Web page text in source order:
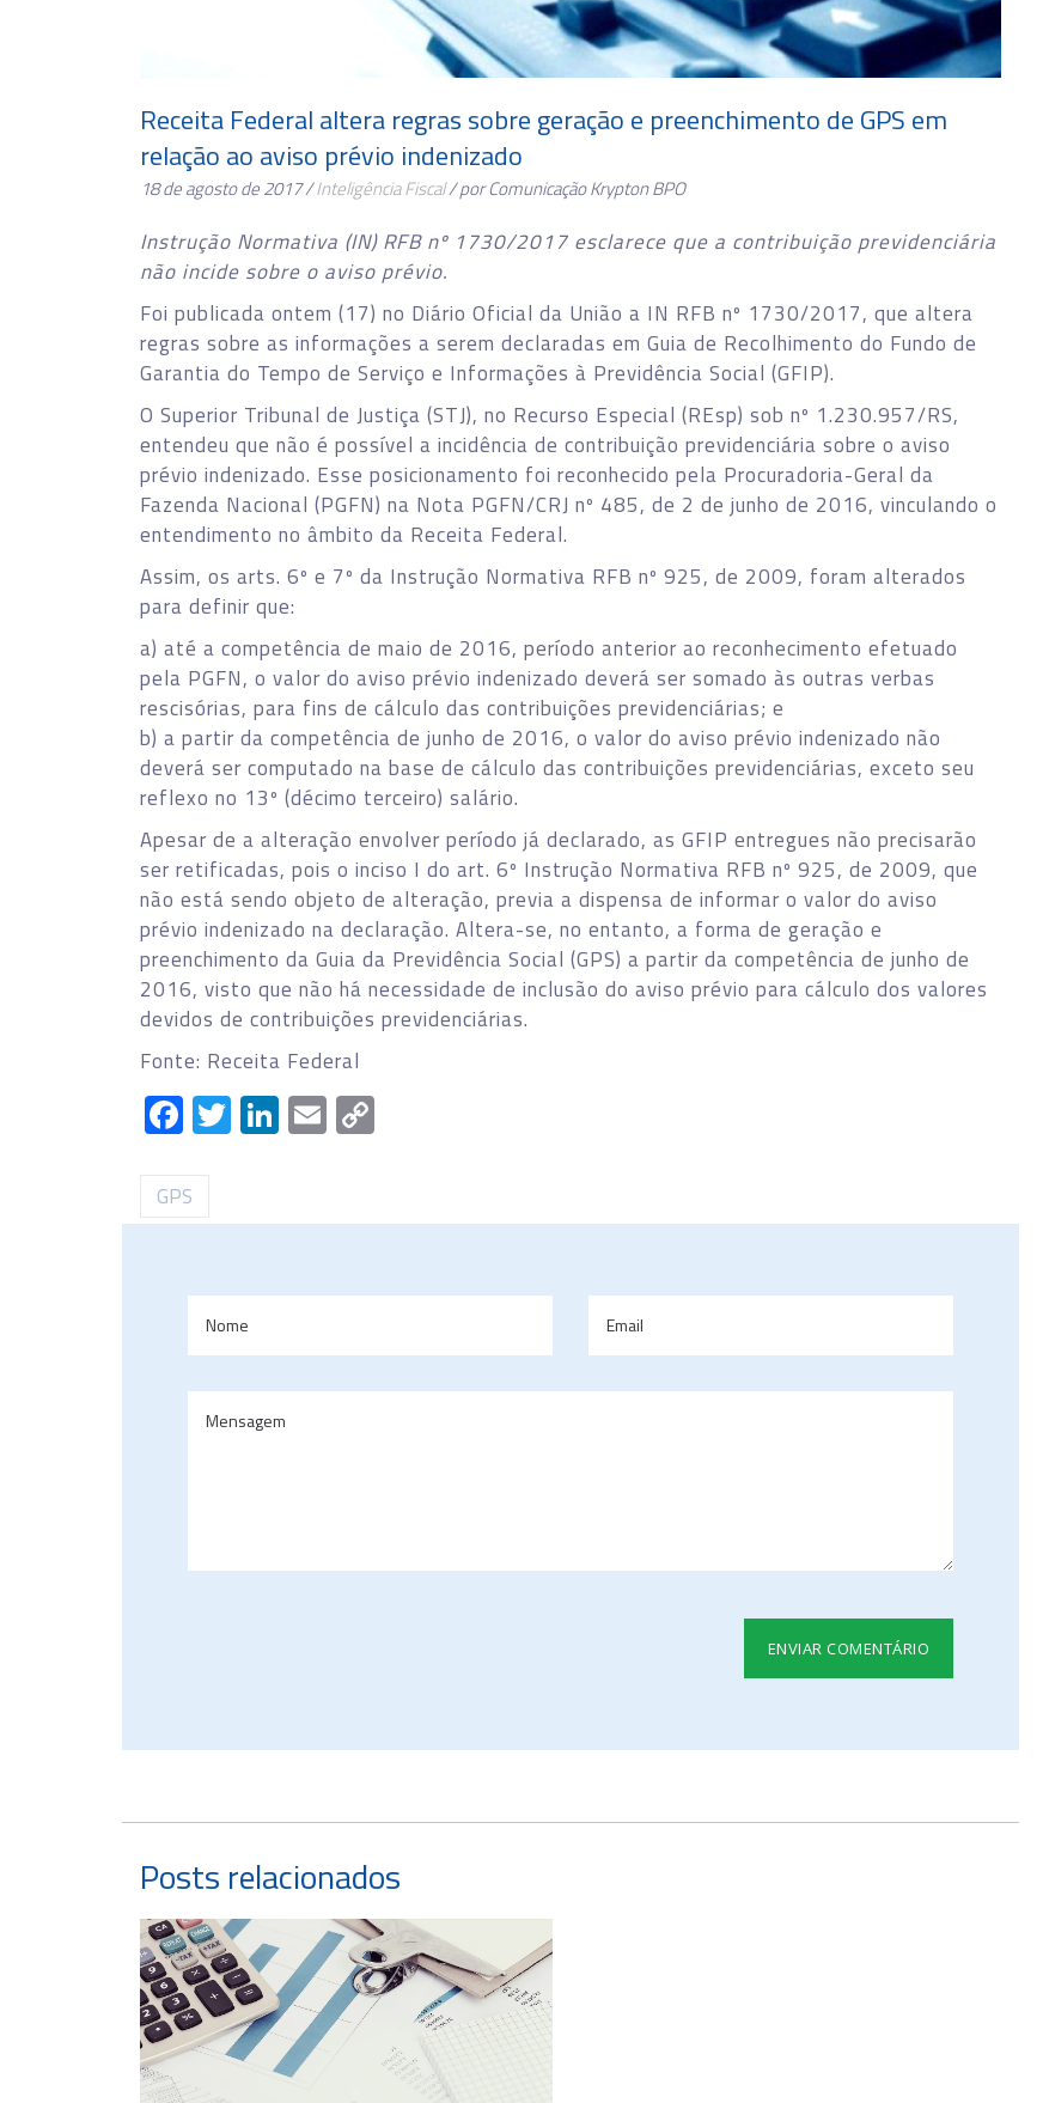
Receita Federal altera regras sobre geração e preenchimento de GPS em
relação ao aviso prévio indenizado
18 de agosto de 2017 /Inteligência Fiscal/ por Comunicação Krypton BPO
Instrução Normativa (IN) RFB nº 1730/2017 esclarece que a contribuição previdenciária
não incide sobre o aviso prévio.
Foi publicada ontem (17) no Diário Oficial da União a IN RFB nº 1730/2017, que altera
regras sobre as informações a serem declaradas em Guia de Recolhimento do Fundo de
Garantia do Tempo de Serviço e Informações à Previdência Social (GFIP).
O Superior Tribunal de Justiça (STJ), no Recurso Especial (REsp) sob nº 1.230.957/RS,
entendeu que não é possível a incidência de contribuição previdenciária sobre o aviso
prévio indenizado. Esse posicionamento foi reconhecido pela Procuradoria-Geral da
Fazenda Nacional (PGFN) na Nota PGFN/CRJ nº 485, de 2 de junho de 2016, vinculando o
entendimento no âmbito da Receita Federal.
Assim, os arts. 6º e 7º da Instrução Normativa RFB nº 925, de 2009, foram alterados
para definir que:
a) até a competência de maio de 2016, período anterior ao reconhecimento efetuado
pela PGFN, o valor do aviso prévio indenizado deverá ser somado às outras verbas
rescisórias, para fins de cálculo das contribuições previdenciárias; e
b) a partir da competência de junho de 2016, o valor do aviso prévio indenizado não
deverá ser computado na base de cálculo das contribuições previdenciárias, exceto seu
reflexo no 13º (décimo terceiro) salário.
Apesar de a alteração envolver período já declarado, as GFIP entregues não precisarão
ser retificadas, pois o inciso I do art. 6º Instrução Normativa RFB nº 925, de 2009, que
não está sendo objeto de alteração, previa a dispensa de informar o valor do aviso
prévio indenizado na declaração. Altera-se, no entanto, a forma de geração e
preenchimento da Guia da Previdência Social (GPS) a partir da competência de junho de
2016, visto que não há necessidade de inclusão do aviso prévio para cálculo dos valores
devidos de contribuições previdenciárias.
Fonte: Receita Federal
Facebook
Twitter
LinkedIn
Email
GPS
Posts relacionados